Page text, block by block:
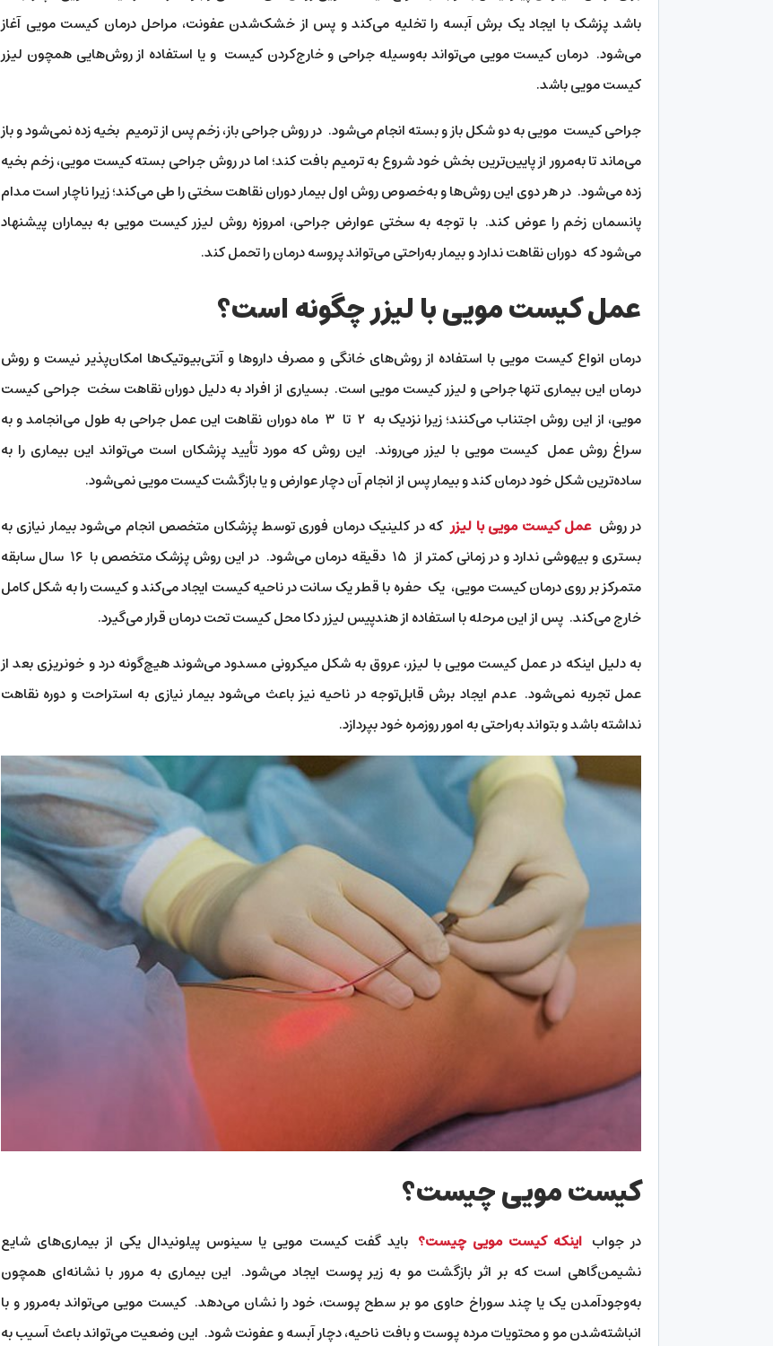
باشد پزشک با ایجاد یک برش آبسه را تخلیه می‌کند و پس از خشک‌شدن عفونت، مراحل درمان کیست مویی آغاز
می‌شود. درمان کیست مویی می‌تواند به‌وسیله جراحی و خارج‌کردن کیست و یا استفاده از روش‌هایی همچون لیزر
کیست مویی باشد.
جراحی کیست مویی به دو شکل باز و بسته انجام می‌شود. در روش جراحی باز، زخم پس از ترمیم بخیه زده نمی‌شود و باز
می‌ماند تا به‌مرور از پایین‌ترین بخش خود شروع به ترمیم بافت کند؛ اما در روش جراحی بسته کیست مویی، زخم بخیه
زده می‌شود. در هر دوی این روش‌ها و به‌خصوص روش اول بیمار دوران نقاهت سختی را طی می‌کند؛ زیرا ناچار است مدام
پانسمان زخم را عوض کند. با توجه به سختی عوارض جراحی، امروزه روش لیزر کیست مویی به بیماران پیشنهاد
می‌شود که دوران نقاهت ندارد و بیمار به‌راحتی می‌تواند پروسه درمان را تحمل کند.
عمل کیست مویی با لیزر چگونه است؟
درمان انواع کیست مویی با استفاده از روش‌های خانگی و مصرف داروها و آنتی‌بیوتیک‌ها امکان‌پذیر نیست و روش
درمان این بیماری تنها جراحی و لیزر کیست مویی است. بسیاری از افراد به دلیل دوران نقاهت سخت جراحی کیست
مویی، از این روش اجتناب می‌کنند؛ زیرا نزدیک به ۲ تا ۳ ماه دوران نقاهت این عمل جراحی به طول می‌انجامد و به
سراغ روش عمل کیست مویی با لیزر می‌روند. این روش که مورد تأیید پزشکان است می‌تواند این بیماری را به
ساده‌ترین شکل خود درمان کند و بیمار پس از انجام آن دچار عوارض و یا بازگشت کیست مویی نمی‌شود.
در روشعمل کیست مویی با لیزرکه در کلینیک درمان فوری توسط پزشکان متخصص انجام می‌شود بیمار نیازی به
بستری و بیهوشی ندارد و در زمانی کمتر از ۱۵ دقیقه درمان می‌شود. در این روش پزشک متخصص با ۱۶ سال سابقه
متمرکز بر روی درمان کیست مویی، یک حفره با قطر یک سانت در ناحیه کیست ایجاد می‌کند و کیست را به شکل کامل
خارج می‌کند. پس از این مرحله با استفاده از هندپیس لیزر دکا محل کیست تحت درمان قرار می‌گیرد.
به دلیل اینکه در عمل کیست مویی با لیزر، عروق به شکل میکرونی مسدود می‌شوند هیچ‌گونه درد و خونریزی بعد از
عمل تجربه نمی‌شود. عدم ایجاد برش قابل‌توجه در ناحیه نیز باعث می‌شود بیمار نیازی به استراحت و دوره نقاهت
نداشته باشد و بتواند به‌راحتی به امور روزمره خود بپردازد.
کیست مویی چیست؟
در جواباینکه کیست مویی چیست؟ باید گفت کیست مویی یا سینوس پیلونیدال یکی از بیماری‌های شایع
نشیمن‌گاهی است که بر اثر بازگشت مو به زیر پوست ایجاد می‌شود. این بیماری به مرور با نشانه‌ای همچون
به‌وجودآمدن یک یا چند سوراخ حاوی مو بر سطح پوست، خود را نشان می‌دهد. کیست مویی می‌تواند به‌مرور و با
انباشته‌شدن مو و محتویات مرده پوست و بافت ناحیه، دچار آبسه و عفونت شود. این وضعیت می‌تواند باعث آسیب به